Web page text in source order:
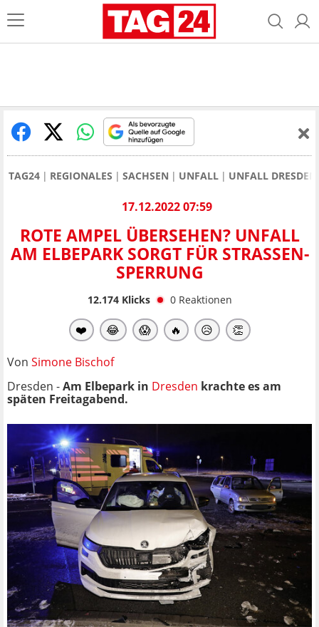
TAG24 REGIONALES SACHSEN UNFALL UNFALL
17.12.2022 07:59
ROTE AMPEL ÜBERSEHEN? UNFALL
AM ELBEPARK SORGT FÜR STRASSEN-S
PERRUNG
12.174Klicks 0 Reaktionen
❤️ 😂 😱 🔥 😥 👏
Von Simone Bischof
Dresden -Am Elbepark in Dresden krachte es am
späten Freitagabend.